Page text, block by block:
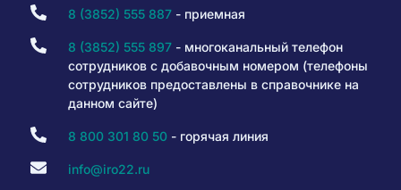
8 (3852) 555 887- приемная
8 (3852) 555 897- многоканальный телефон
сотрудников с добавочным номером (телефоны
сотрудников предоставлены в справочнике на
данном сайте)
8 800 301 80 50- горячая линия
info@iro22.ru